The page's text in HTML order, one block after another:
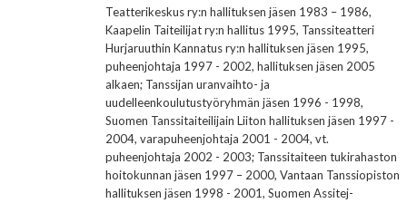
Teatterikeskus ry:n hallituksen jäsen 1983 – 1986,
Kaapelin Taiteilijat ry:n hallitus 1995, Tanssiteatteri
Hurjaruuthin Kannatus ry:n hallituksen jäsen 1995,
puheenjohtaja 1997 - 2002, hallituksen jäsen 2005
alkaen; Tanssijan uranvaihto- ja
uudelleenkoulutustyöryhmän jäsen 1996 - 1998,
Suomen Tanssitaiteilijain Liiton hallituksen jäsen 1997 -
2004, varapuheenjohtaja 2001 - 2004, vt.
puheenjohtaja 2002 - 2003; Tanssitaiteen tukirahaston
hoitokunnan jäsen 1997 – 2000, Vantaan Tanssiopiston
hallituksen jäsen 1998 - 2001, Suomen Assitej-